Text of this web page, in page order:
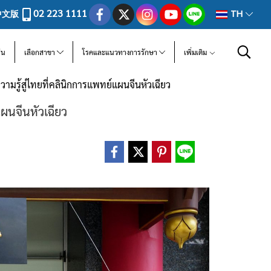
版 02 223 1111 TH
เลือกสาขา โรคและแนวทางการรักษา เพิ่มเติม
ามรู้สู่ไทยที่คลินิกการแพทย์แผนจีนหัวเฉียว
นจีนหัวเฉียว